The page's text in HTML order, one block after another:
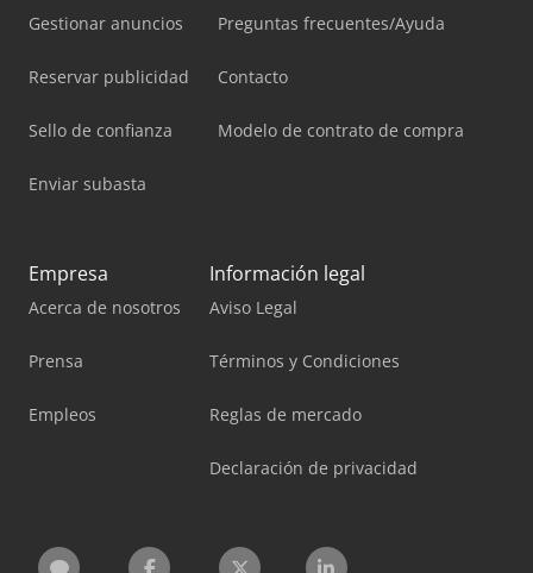
Gestionar anuncios
Reservar publicidad
Sello de confianza
Enviar subasta
Preguntas frecuentes/Ayuda
Contacto
Modelo de contrato de compra
Empresa
Acerca de nosotros
Prensa
Empleos
Información legal
Aviso Legal
Términos y Condiciones
Reglas de mercado
Declaración de privacidad